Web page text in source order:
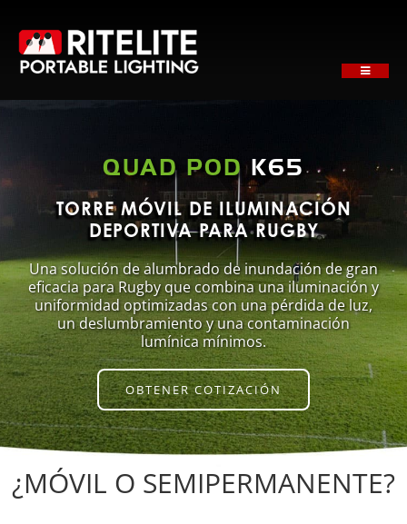
content
Toggle
APLICACIONES
NOTICIAS
SOLICITAR PRESUPUESTO
CONTACTO
QUAD PODK65
TORRE MÓVIL DE ILUMINACIÓN
DEPORTIVA PARA RUGBY
Una solución de alumbrado de inundación de gran
eficacia para Rugby que combina una iluminación y
uniformidad optimizadas con una pérdida de luz,
un deslumbramiento y una contaminación
lumínica mínimos.
OBTENER COTIZACIÓN
¿MÓVIL O SEMIPERMANENTE?